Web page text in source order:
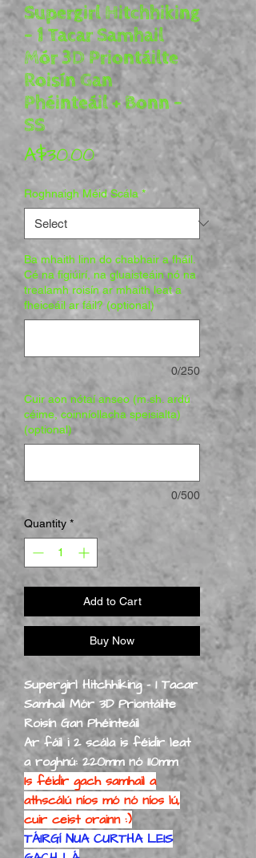
Supergirl Hitchhiking
- 1 Tacar Samhail
Mór 3D Priontáilte
Roisín Gan
Phéinteáil + Bonn -
SS
A$30.00Price
Roghnaigh Méid Scála *
Ba mhaith linn do chabhair a fháil.
Cé na figiúirí, na gluaisteáin nó na
trealamh roisín ar mhaith leat a
fheiceáil ar fáil? (optional)
0/250
Cuir aon nótaí anseo (m.sh. ardú
céime, coinníollacha speisialta)
(optional)
0/500
Quantity *
Add to Cart
Buy Now
Supergirl Hitchhiking - 1 Tacar
Samhail Mór 3D Priontáilte
Roisín Gan Phéinteáil
Ar fáil i 2 scála is féidir leat
a roghnú: 220mm nó 110mm
Is féidir gach samhail a
athscálú níos mó nó níos lú,
cuir ceist orainn :)
TÁIRGÍ NUA CURTHA LEIS